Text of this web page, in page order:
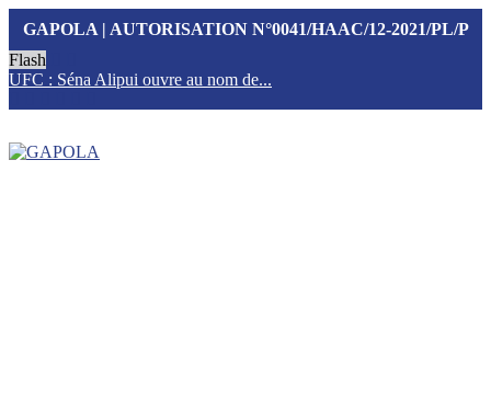
GAPOLA | AUTORISATION N°0041/HAAC/12-2021/PL/P
Flash
UFC : Séna Alipui ouvre au nom de...